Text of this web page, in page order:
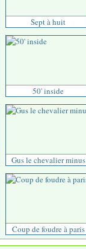
Sept à huit
50' inside
Gus le chevalier minus
Coup de foudre à paris